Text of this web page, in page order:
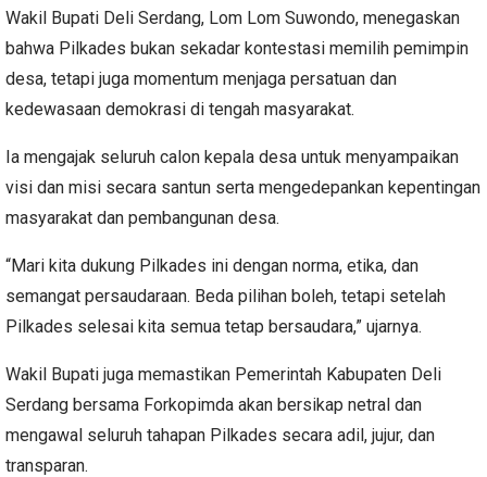
Wakil Bupati Deli Serdang, Lom Lom Suwondo, menegaskan
bahwa Pilkades bukan sekadar kontestasi memilih pemimpin
desa, tetapi juga momentum menjaga persatuan dan
kedewasaan demokrasi di tengah masyarakat.
Ia mengajak seluruh calon kepala desa untuk menyampaikan
visi dan misi secara santun serta mengedepankan kepentingan
masyarakat dan pembangunan desa.
“Mari kita dukung Pilkades ini dengan norma, etika, dan
semangat persaudaraan. Beda pilihan boleh, tetapi setelah
Pilkades selesai kita semua tetap bersaudara,” ujarnya.
Wakil Bupati juga memastikan Pemerintah Kabupaten Deli
Serdang bersama Forkopimda akan bersikap netral dan
mengawal seluruh tahapan Pilkades secara adil, jujur, dan
transparan.